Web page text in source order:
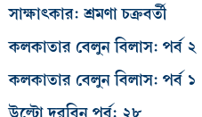
সাক্ষাৎকার: শ্রমণা চক্রবর্তী
কলকাতার বেলুন বিলাস: পর্ব ২
কলকাতার বেলুন বিলাস: পর্ব ১